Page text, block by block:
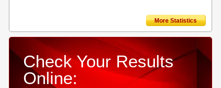
More Statistics
Check Your Results
Online: